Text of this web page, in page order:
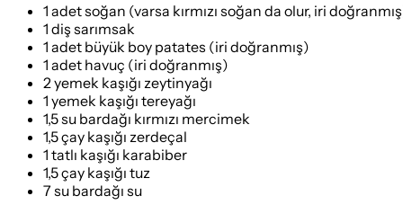
1 adet soğan (varsa kırmızı soğan da olur, iri
1 diş sarımsak
1 adet büyük boy patates (iri doğranmış)
1 adet havuç (iri doğranmış)
2 yemek kaşığı zeytinyağı
1 yemek kaşığı tereyağı
1,5 su bardağı kırmızı mercimek
1,5 çay kaşığı zerdeçal
1 tatlı kaşığı karabiber
1,5 çay kaşığı tuz
7 su bardağı su